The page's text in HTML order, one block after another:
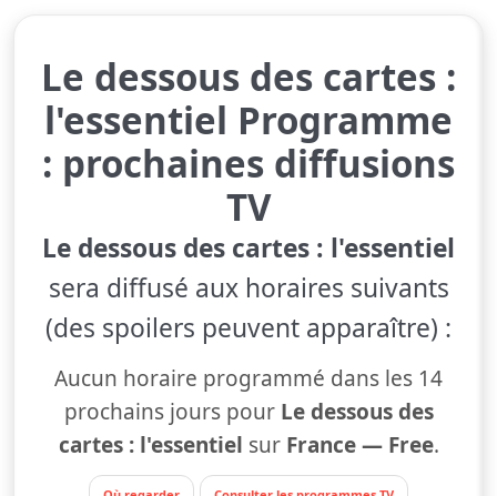
Le dessous des cartes :
l'essentiel Programme
: prochaines diffusions
TV
Le dessous des cartes : l'essentiel
sera diffusé aux horaires suivants
(des spoilers peuvent apparaître) :
Aucun horaire programmé dans les 14
prochains jours pour Le dessous des
cartes : l'essentiel sur France — Free.